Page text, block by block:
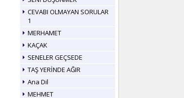
CEVABI OLMAYAN SORULAR
1
MERHAMET
KAÇAK
SENELER GEÇSEDE
TAŞ YERİNDE AĞIR
Ana Dil
MEHMET